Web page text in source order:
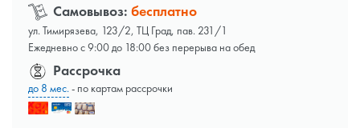
Самовывоз: бесплатно
ул. Тимирязева, 123/2, ТЦ Град, пав. 231/1
Ежедневно с 9:00 до 18:00 без перерыва на обед
Рассрочка
до 8 мес.- по картам рассрочки